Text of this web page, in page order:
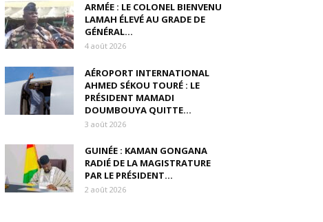
ARMÉE : LE COLONEL BIENVENU
LAMAH ÉLEVÉ AU GRADE DE
GÉNÉRAL...
4 août 2026
AÉROPORT INTERNATIONAL
AHMED SÉKOU TOURÉ : LE
PRÉSIDENT MAMADI
DOUMBOUYA QUITTE...
3 août 2026
GUINÉE : KAMAN GONGANA
RADIÉ DE LA MAGISTRATURE
PAR LE PRÉSIDENT...
2 août 2026